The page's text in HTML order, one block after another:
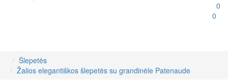
0
0
Šlepetės
Žalios elegantiškos šlepetės su grandinėle Patenaude